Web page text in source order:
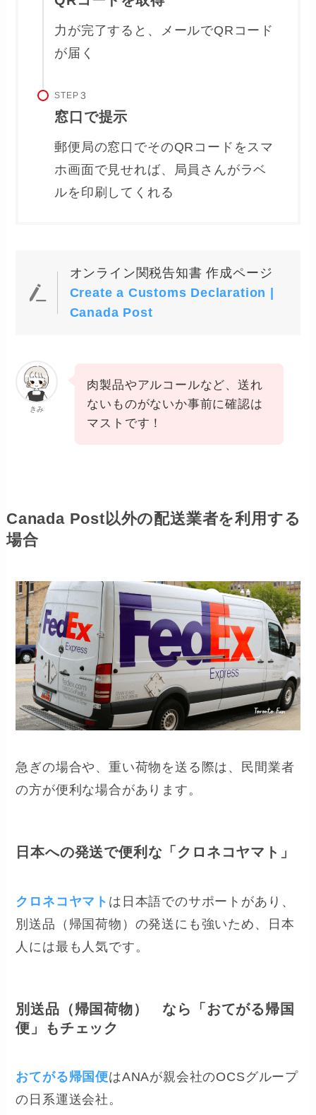
力が完了すると、メールでQRコード
が届く
STEP
窓口で提示
郵便局の窓口でそのQRコードをスマ
ホ画面で見せれば、局員さんがラベ
ルを印刷してくれる
オンライン関税告知書 作成ページ
Create a Customs Declaration |
Canada Post
きみ
肉製品やアルコールなど、送れ
ないものがないか事前に確認は
マストです！
Canada Post以外の配送業者を利用する
場合
急ぎの場合や、重い荷物を送る際は、民間業者
の方が便利な場合があります。
日本への発送で便利な「クロネコヤマト」
クロネコヤマト は日本語でのサポートがあり、
別送品（帰国荷物）の発送にも強いため、日本
人には最も人気です。
別送品（帰国荷物） なら「おてがる帰国
便」もチェック
おてがる帰国便はANAが親会社のOCSグループ
の日系運送会社。